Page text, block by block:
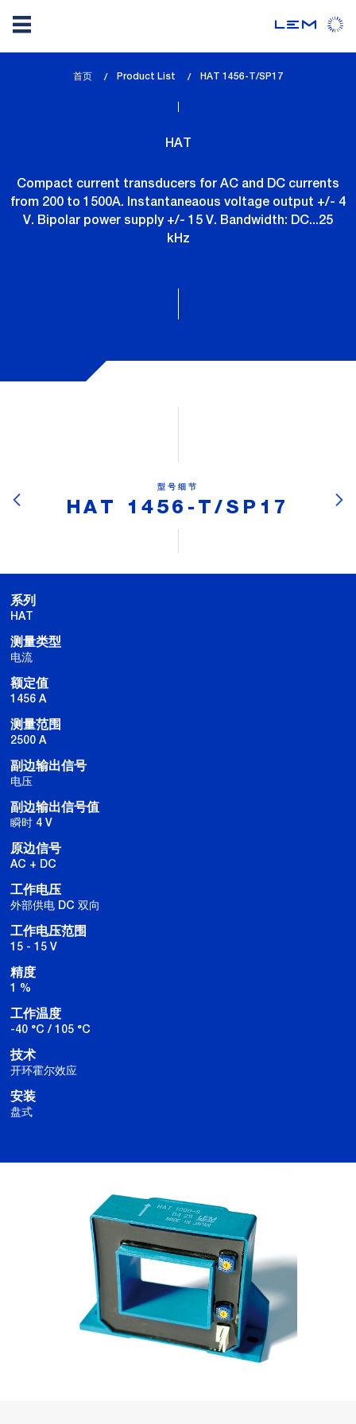
首页 Product List
lem_current_page
HAT 1456-T/SP17
HAT
Compact current transducers for AC and DC currents
from 200 to 1500A. Instantaneaous voltage output +/- 4
V. Bipolar power supply +/- 15 V. Bandwidth: DC...25
kHz
型号细节
HAT 1456-T/SP17
系列
HAT
测量类型
电流
额定值
1456 A
测量范围
2500 A
副边输出信号
电压
副边输出信号值
瞬时 4 V
原边信号
AC + DC
工作电压
外部供电 DC 双向
工作电压范围
15 - 15 V
精度
1 %
工作温度
-40 °C / 105 °C
技术
开环霍尔效应
安装
盘式